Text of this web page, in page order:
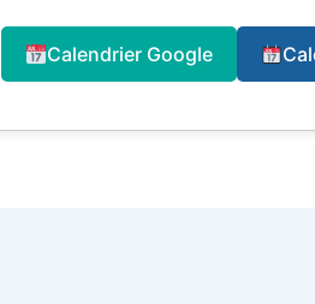
Calendrier Google